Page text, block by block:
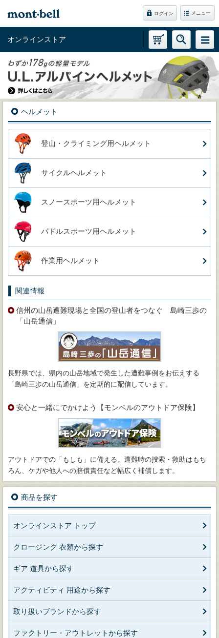
ログイン メニュー
オンラインストア
ヘルメット
登山・クライミング用ヘルメット
サイクルヘルメット
スノースポーツ用ヘルメット
パドルスポーツ用ヘルメット
作業用ヘルメット
関連情報
信州の山岳遭難現場と全国の登山者をつなぐ 島崎三歩の
「山岳通信」
長野県では、県内の山岳地域で発生した遭難事例をお伝えする
「島崎三歩の山岳通信」を定期的に配信しています。
安心と一緒にでかけよう【モンベルのアウトドア保険】
アウトドアでの「もしも」に備える。遭難時の捜索・救助はもち
ろん、ケガや他人への賠償責任など幅広く補償します。
商品を探す
オンラインストア トップ
クロージング 衣類から探す
ギア 道具から探す
アクティビティ 用途から探す
取り扱いブランドから探す
ファクトリー・アウトレットから探す